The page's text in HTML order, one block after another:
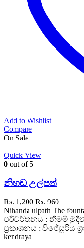
Add to Wishlist
Compare
On Sale
Quick View
0 out of 5
නිහඬ උල්පත්
Rs.1,200 Original
price
was:
Rs. 1,200.
Rs. 960Current
price
is:
Rs. 960.
Nihanda ulpath The
පරිවර්තනය : නිම්මි මුදිතා
ප්‍රකාශනය : විජේසූරිය
kendraya